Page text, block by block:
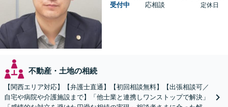
受付中
応相談
定休日
不動産・土地の相続
【関西エリア対応】【弁護士直通】【初回相談無料】【出張相談可／
自宅や病院や介護施設まで】「他士業と連携しワンストップで解決」